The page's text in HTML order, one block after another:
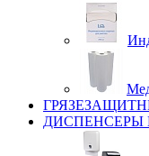
ДИСПЕНСЕРЫ